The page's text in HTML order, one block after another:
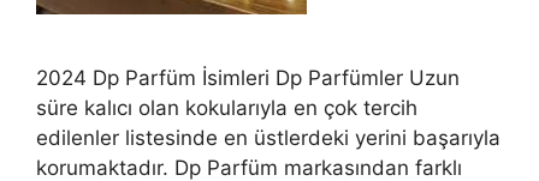
2024 Dp Parfüm İsimleri Dp Parfümler Uzun
süre kalıcı olan kokularıyla en çok tercih
edilenler listesinde en üstlerdeki yerini başarıyla
korumaktadır. Dp Parfüm markasından farklı